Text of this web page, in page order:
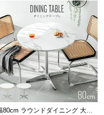
すため、カラーごと
います。
80cm ラウンドダイニング 大理